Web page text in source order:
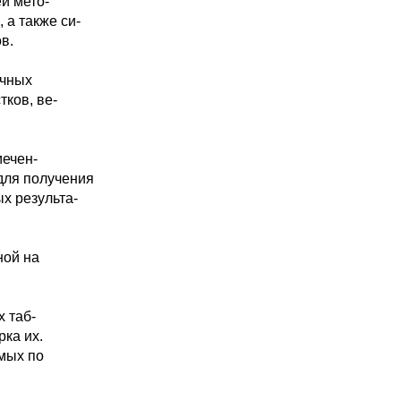
а также си-
ве-
получения
результа-
на
таб-
их.
по